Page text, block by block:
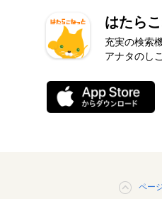
はたら
充実の検索
アナタのし
ペー